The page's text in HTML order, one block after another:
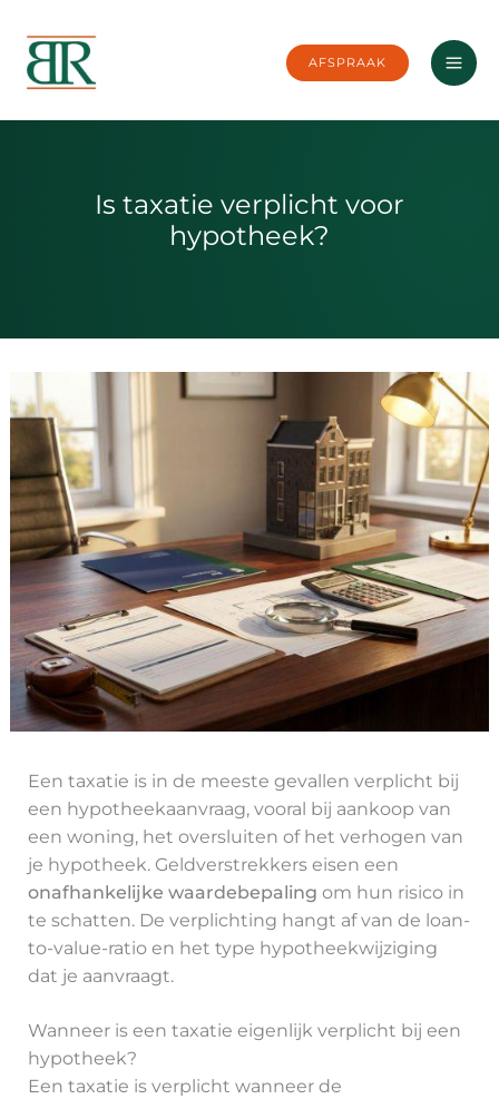
naar
inhoud
AFSPRAAK
Is taxatie verplicht voor
hypotheek?
Een taxatie is in de meeste gevallen verplicht bij
een hypotheekaanvraag, vooral bij aankoop van
een woning, het oversluiten of het verhogen van
je hypotheek. Geldverstrekkers eisen een
onafhankelijke waardebepaling om hun risico in
te schatten. De verplichting hangt af van de loan-
to-value-ratio en het type hypotheekwijziging
dat je aanvraagt.
Wanneer is een taxatie eigenlijk verplicht bij een
hypotheek?
Een taxatie is verplicht wanneer de